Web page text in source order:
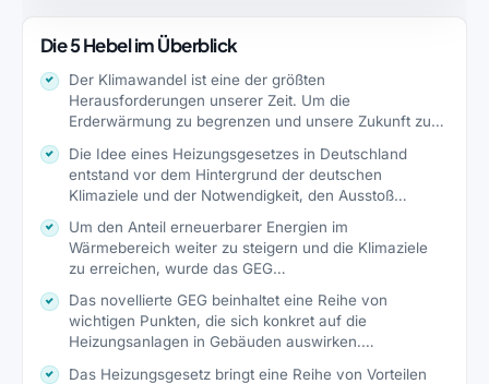
Die 5 Hebel im Überblick
Der Klimawandel ist eine der größten
Herausforderungen unserer Zeit. Um die
Erderwärmung zu begrenzen und unsere Zukunft zu…
Die Idee eines Heizungsgesetzes in Deutschland
entstand vor dem Hintergrund der deutschen
Klimaziele und der Notwendigkeit, den Ausstoß…
Um den Anteil erneuerbarer Energien im
Wärmebereich weiter zu steigern und die Klimaziele
zu erreichen, wurde das GEG…
Das novellierte GEG beinhaltet eine Reihe von
wichtigen Punkten, die sich konkret auf die
Heizungsanlagen in Gebäuden auswirken.…
Das Heizungsgesetz bringt eine Reihe von Vorteilen